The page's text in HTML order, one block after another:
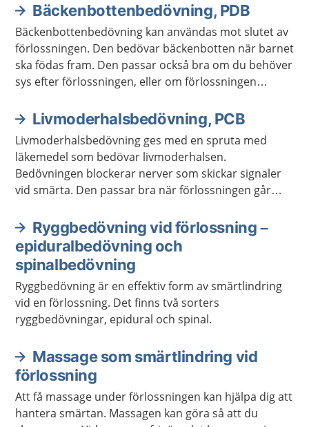
Bäckenbottenbedövning, PDB
Bäckenbottenbedövning kan användas mot slutet av
förlossningen. Den bedövar bäckenbotten när barnet
ska födas fram. Den passar också bra om du behöver
sys efter förlossningen, eller om förlossningen
Livmoderhalsbedövning, PCB
Livmoderhalsbedövning ges med en spruta med
läkemedel som bedövar livmoderhalsen.
Bedövningen blockerar nerver som skickar signaler
vid smärta. Den passar bra när förlossningen går
Ryggbedövning vid förlossning –
epiduralbedövning och
spinalbedövning
Ryggbedövning är en effektiv form av smärtlindring
vid en förlossning. Det finns två sorters
ryggbedövningar, epidural och spinal.
Massage som smärtlindring vid
förlossning
Att få massage under förlossningen kan hjälpa dig att
hantera smärtan. Massagen kan göra så att du